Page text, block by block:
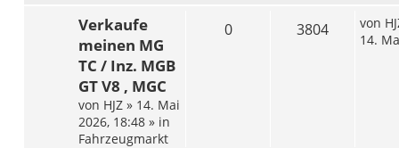
Verkaufe
meinen MG
TC / Inz. MGB
GT V8 , MGC
von HJZ » 14. Mai
2026, 18:48 » in
Fahrzeugmarkt
0 3804 von
14.